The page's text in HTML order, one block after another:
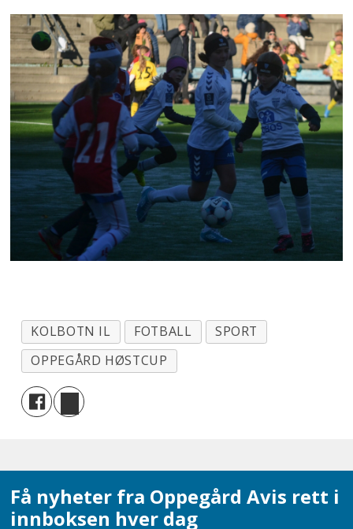
KOLBOTN IL FOTBALL
SPORT
OPPEGÅRD HØSTCUP
Få nyheter fra Oppegård Avis rett i
innboksen hver dag